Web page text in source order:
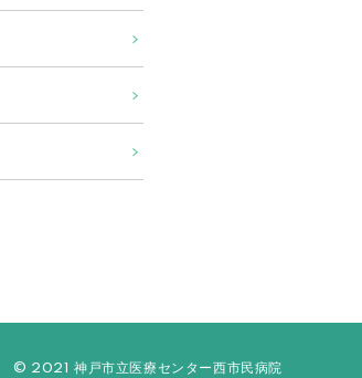
© 2021 神戸市立医療センター西市民病院